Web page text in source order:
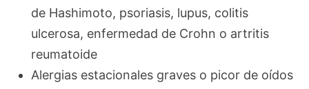
de Hashimoto, psoriasis, lupus, colitis
ulcerosa, enfermedad de Crohn o artritis
reumatoide
Alergias estacionales graves o picor de oídos